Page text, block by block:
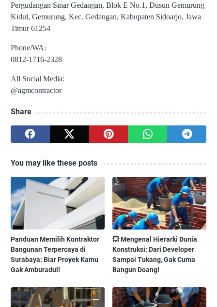
Pergudangan Sinar Gedangan, Blok E No.1, Dusun Gemurung
Kidul, Gemurung, Kec. Gedangan, Kabupaten Sidoarjo, Jawa
Timur 61254
Phone/WA:
0812-1716-2328
All Social Media:
@agmcontractor
Share
You may like these posts
Panduan Memilih Kontraktor
Bangunan Terpercaya di
Surabaya: Biar Proyek Kamu
Gak Amburadul!
💥 Mengenal Hierarki Dunia
Konstruksi: Dari Developer
Sampai Tukang, Gak Cuma
Bangun Doang!